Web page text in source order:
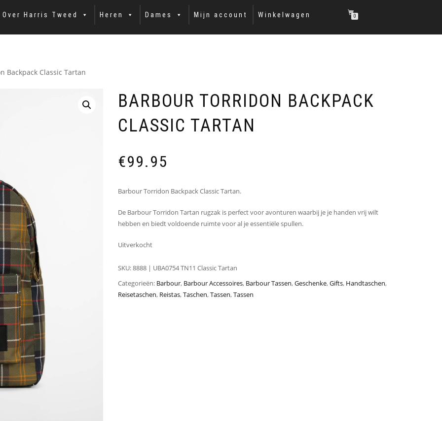
Over Harris Tweed Heren Dames Mijn account Winkelwagen 0
Backpack Classic Tartan
BARBOUR TORRIDON BACKPACK
CLASSIC TARTAN
€99.95
Barbour Torridon Backpack Classic Tartan.
De Barbour Torridon Tartan rugzak is perfect voor avonturen waarbij je je handen vrij wilt
hebben en biedt voldoende ruimte voor al je essentiële spullen.
Uitverkocht
SKU:8888 | UBA0754 TN11 Classic Tartan
Categorieën: Barbour, Barbour Accessoires, Barbour Tassen,Geschenke,Gifts, Handtaschen,
Reisetaschen, Reistas,Taschen,Tassen,Tassen